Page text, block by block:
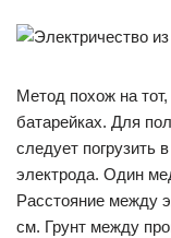
Метод похож на
батарейках. Для
следует погрузить
электрода. Один
Расстояние между
см. Грунт между